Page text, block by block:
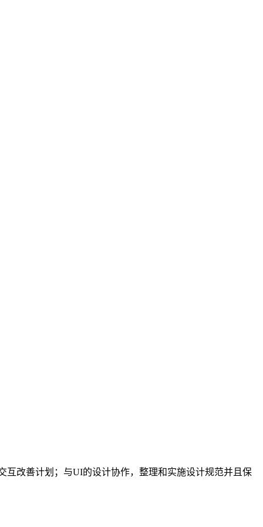
互改善计划；与UI的设计协作，整理和实施设计规范并且保